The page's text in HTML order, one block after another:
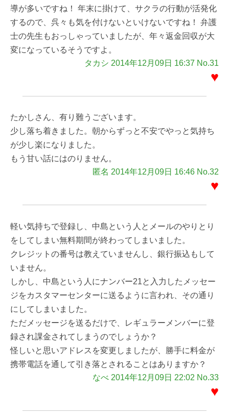
導が多いですね！ 年末に掛けて、サクラの行動が活発化
するので、呉々も気を付けないといけないですね！ 弁護
士の先生もおっしゃっていましたが、年々返金回収が大
変になっているそうですよ。
タカシ 2014年12月09日 16:37 No.31
♥
たかしさん、有り難うございます。
少し落ち着きました。朝からずっと不安でやっと気持ち
が少し楽になりました。
もう甘い話にはのりません。
匿名 2014年12月09日 16:46 No.32
♥
軽い気持ちで登録し、中島という人とメールのやりとり
をしてしまい無料期間が終わってしまいました。
クレジットの番号は教えていませんし、銀行振込もして
いません。
しかし、中島という人にナンバー21と入力したメッセー
ジをカスタマーセンターに送るように言われ、その通り
にしてしまいました。
ただメッセージを送るだけで、レギュラーメンバーに登
録され課金されてしまうのでしょうか？
怪しいと思いアドレスを変更しましたが、勝手に料金が
携帯電話を通して引き落とされることはありますか？
なべ 2014年12月09日 22:02 No.33
♥